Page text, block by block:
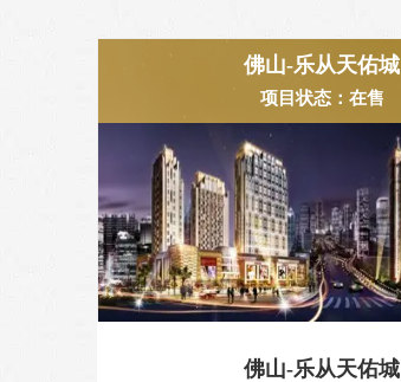
佛山-乐从天佑城
项目状态：在售
佛山-乐从天佑城